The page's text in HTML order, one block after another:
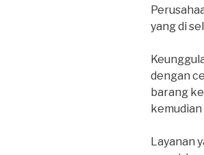
yang di
dengan
barang
Layanan